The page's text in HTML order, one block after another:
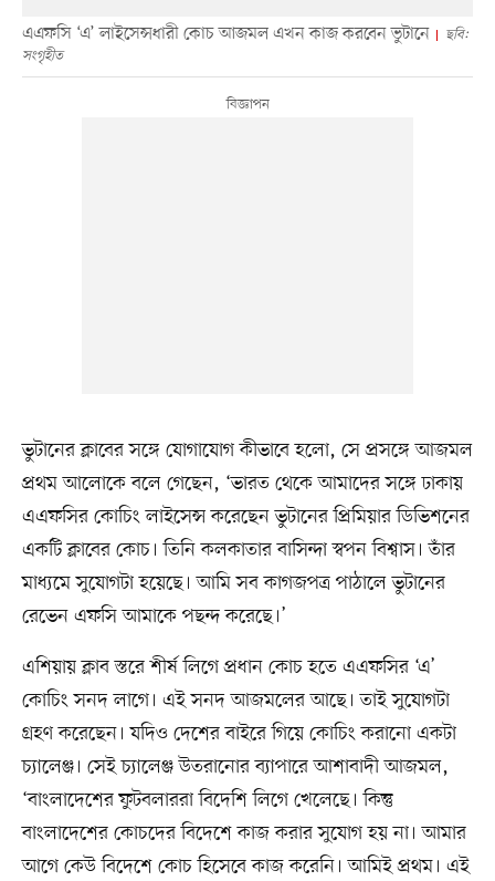
এএফসি ‘এ’ লাইসেন্সধারী কোচ আজমল এখন কাজ করবেন ভুটানে
ছবি:
সংগৃহীত
ভুটানের ক্লাবের সঙ্গে যোগাযোগ কীভাবে হলো, সে প্রসঙ্গে আজমল
প্রথম আলোকে বলে গেছেন, ‘ভারত থেকে আমাদের সঙ্গে ঢাকায়
এএফসির কোচিং লাইসেন্স করেছেন ভুটানের প্রিমিয়ার ডিভিশনের
একটি ক্লাবের কোচ। তিনি কলকাতার বাসিন্দা স্বপন বিশ্বাস। তাঁর
মাধ্যমে সুযোগটা হয়েছে। আমি সব কাগজপত্র পাঠালে ভুটানের
রেভেন এফসি আমাকে পছন্দ করেছে।’
এশিয়ায় ক্লাব স্তরে শীর্ষ লিগে প্রধান কোচ হতে এএফসির ‘এ’
কোচিং সনদ লাগে। এই সনদ আজমলের আছে। তাই সুযোগটা
গ্রহণ করেছেন। যদিও দেশের বাইরে গিয়ে কোচিং করানো একটা
চ্যালেঞ্জ। সেই চ্যালেঞ্জ উতরানোর ব্যাপারে আশাবাদী আজমল,
‘বাংলাদেশের ফুটবলাররা বিদেশি লিগে খেলেছে। কিন্তু
বাংলাদেশের কোচদের বিদেশে কাজ করার সুযোগ হয় না। আমার
আগে কেউ বিদেশে কোচ হিসেবে কাজ করেনি। আমিই প্রথম। এই